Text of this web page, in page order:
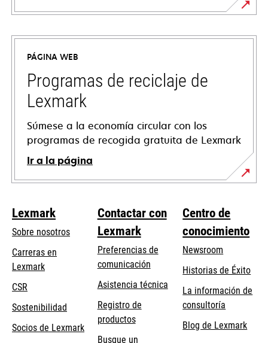
se
abre
una
pestaña
nueva
PÁGINA WEB
Programas de reciclaje de
Lexmark
Súmese a la economía circular con los
programas de recogida gratuita de Lexmark
Ir a la página
Lexmark
Sobre nosotros
Carreras en
Lexmark
CSR
Sostenibilidad
Socios de Lexmark
Contactar con
Lexmark
Preferencias de
comunicación
se
abre
en
una
Asistencia técnicase
abre
Registro de
productos
Busque un
Centro de
conocimiento
Newsroom
Historias de Éxito
La información de
consultoría
Blog de Lexmark